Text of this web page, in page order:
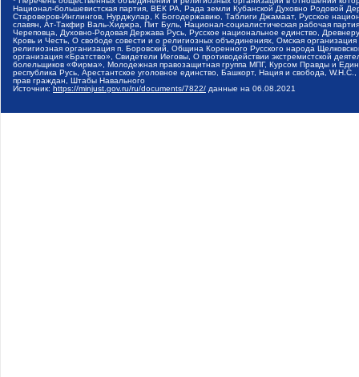
Национал-большевистская партия, ВЕК РА, Рада земли Кубанской Духовно Родовой
Староверов-Инглингов, Нурджулар, К Богодержавию, Таблиги Джамаат, Русское
славян, Ат-Такфир Валь-Хиджра, Пит Буль, Национал-социалистическая рабочая
Череповца, Духовно-Родовая Держава Русь, Русское национальное единство,
Кровь и Честь, О свободе совести и о религиозных объединениях, Омская
религиозная организация п. Боровский, Община Коренного Русского народа
организация «Братство», Свидетели Иеговы, О противодействии экстремистской
болельщиков «Фирма», Молодежная правозащитная группа МПГ, Курсом Правды и
республика Русь, Арестантское уголовное единство, Башкорт, Нация и свобода,
прав граждан, Штабы Навального
Источник: https://minjust.gov.ru/ru/documents/7822/ данные на 06.08.2021